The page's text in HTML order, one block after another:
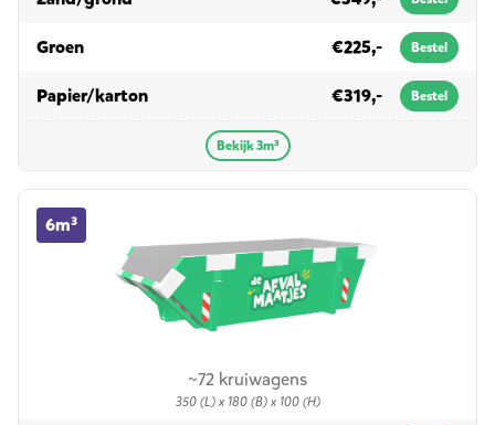
Groenin 3m³ €225,- Bestel
Papier/kartonin 3m³ €319,- Bestel
Bekijk 3m³
~72 kruiwagens
350 (L) x 180 (B) x 100 (H)
6m³
6m³ container huren